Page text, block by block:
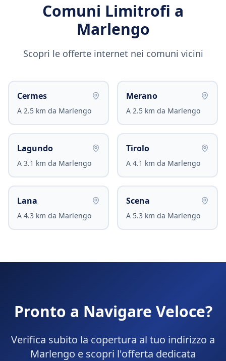
Comuni Limitrofi a
Marlengo
Scopri le offerte internet nei comuni vicini
Cermes
A 2.5 km da Marlengo
Merano
A 2.5 km da Marlengo
Lagundo
A 3.1 km da Marlengo
Tirolo
A 4.1 km da Marlengo
Lana
A 4.3 km da Marlengo
Scena
A 5.3 km da Marlengo
Pronto a Navigare Veloce?
Verifica subito la copertura al tuo indirizzo a
Marlengo e scopri l'offerta dedicata